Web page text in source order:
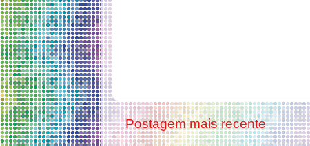
Postagem mais recente